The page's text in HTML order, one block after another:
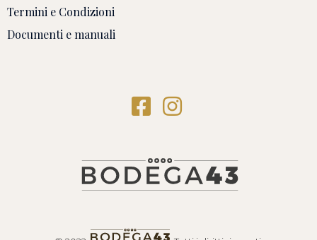
Termini e Condizioni
Documenti e manuali